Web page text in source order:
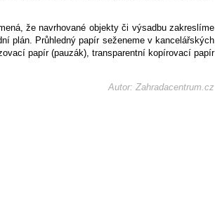
že navrhované objekty či výsadbu zakreslíme
plán. Průhledný papír seženeme v kancelářských
papír (pauzák), transparentní kopírovací papír
Autor: Zahradacentrum.cz